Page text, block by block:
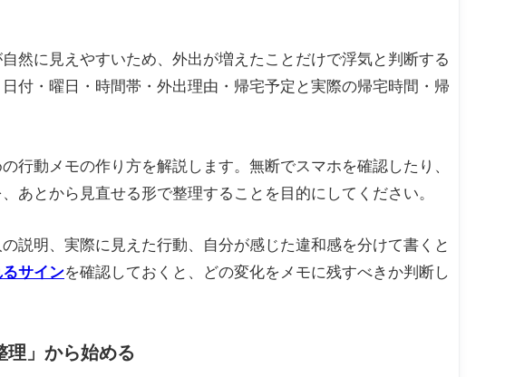
然に見えやすいため、外出が増えたことだけで浮気と判断する
付・曜日・時間帯・外出理由・帰宅予定と実際の帰宅時間・帰
行動メモの作り方を解説します。無断でスマホを確認したり、
あとから見直せる形で整理することを目的にしてください。
説明、実際に見えた行動、自分が感じた違和感を分けて書くと
サインを確認しておくと、どの変化をメモに残すべきか判断し
理」から始める